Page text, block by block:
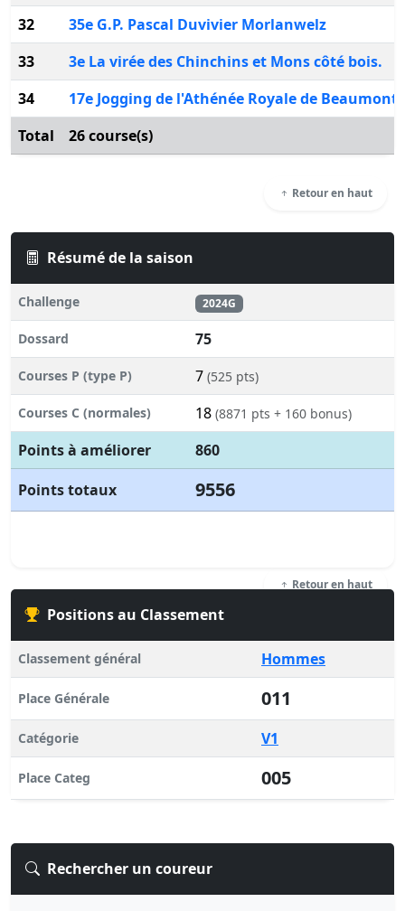
32
35e G.P. Pascal Duvivier Morlanwelz
33
3e La virée des Chinchins et Mons côté bois.
34
17e Jogging de l'Athénée Royale de Beaumont
Total
26 course(s)
Retour en haut
Résumé de la saison
Challenge 2024G
Dossard 75
Courses P (type P) 7 (525 pts)
Courses C (normales) 18 (8871 pts + 160 bonus)
Points à améliorer
860
Points totaux
9556
Retour en haut
Positions au Classement
Classement général Hommes
Place Générale 011
Catégorie V1
Place Categ 005
Rechercher un coureur